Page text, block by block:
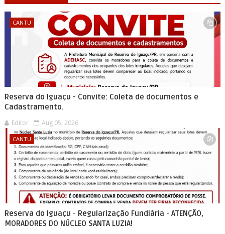
CANTU
Reserva do Iguaçu - Convite: Coleta de documentos e
Cadastramento.
Editor Aug 05, 2026
CANTU
Reserva do Iguaçu - Regularização Fundiária - ATENÇÃO,
MORADORES DO NÚCLEO SANTA LUZIA!